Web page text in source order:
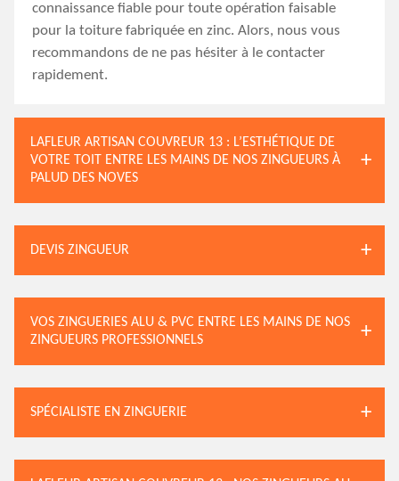
connaissance fiable pour toute opération faisable
pour la toiture fabriquée en zinc. Alors, nous vous
recommandons de ne pas hésiter à le contacter
rapidement.
LAFLEUR ARTISAN COUVREUR 13 : L’ESTHÉTIQUE DE
VOTRE TOIT ENTRE LES MAINS DE NOS ZINGUEURS À
PALUD DES NOVES
DEVIS ZINGUEUR
VOS ZINGUERIES ALU & PVC ENTRE LES MAINS DE NOS
ZINGUEURS PROFESSIONNELS
SPÉCIALISTE EN ZINGUERIE